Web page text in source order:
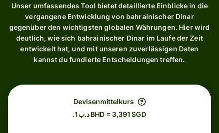
Unser umfassendes Tool bietet detaillierte Einblicke in die
vergangene Entwicklung von bahrainischer Dinar
gegenüber den wichtigsten globalen Währungen. Hier wird
deutlich, wie sich bahrainischer Dinar im Laufe der Zeit
entwickelt hat, und mit unseren zuverlässigen Daten
kannst du fundierte Entscheidungen treffen.
Devisenmittelkurs
.د.ب1 BHD = 3,391 SGD